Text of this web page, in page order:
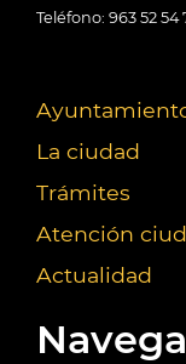
Teléfono: 963 52 54
La ciudad
Trámites
Atención
Actualidad